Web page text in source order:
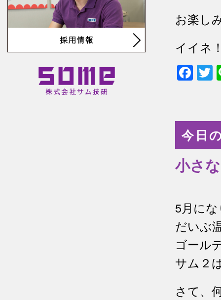
お楽し
イイネ
今日
小さ
5月に
だいぶ
ゴール
サム２
さて、